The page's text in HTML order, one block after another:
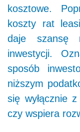
kosztowe.
koszty rat
daje szansę
inwestycji.
sposób
niższym
się wyłącznie
czy wspiera